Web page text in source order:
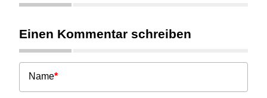
Einen Kommentar schreiben
Name*